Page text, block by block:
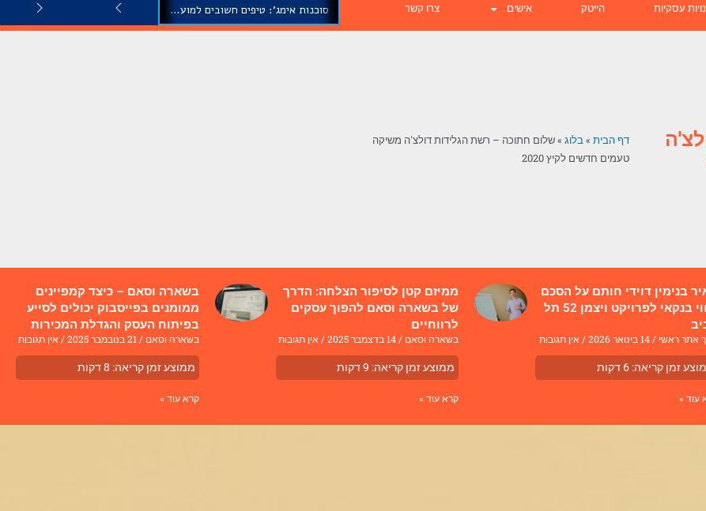
עסקיות הייטק אישים צרו קשר סוכנות אימג': טיפים חשובים למועמדים בתחילת הדרך
דף הבית» בלוג»שלום חתוכה – רשת הגלידות דולצ'ה משיקה
טעמים חדשים לקיץ 2020
בנימין דוידי חותם על הסכם
ליווי בנקאי לפרויקט ויצמן 52 תל
אתר ראשי 14 בינואר 2026 אין תגובות
זמן קריאה: 6 דקות
עוד »
ממיזם קטן לסיפור הצלחה: הדרך
של בשארה וסאם להפוך עסקים
לרווחיים
בשארה וסאם 14 בדצמבר 2025 אין תגובות
ממוצע זמן קריאה: 9דקות
קרא עוד »
בשארה וסאם – כיצד קמפיינים
ממומנים בפייסבוק יכולים לסייע
בפיתוח העסק והגדלת המכירות
בשארה וסאם אין תגובות
ממוצע זמן קריאה: 8 דקות
קרא עוד »